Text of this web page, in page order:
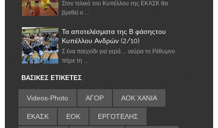
Στον τελικό του Κυπέλλου της ΕΚΑΣΚ θα
βρεθεί ο ...
Τα αποτελέσματα της Β φάσηςτου
Κυπέλλου Ανδρών (2/10)
Σ ένα παιχνίδι για γερά… νεύρα το Ρέθυμνο
πήρε τη ...
ΒΑΣΙΚΕΣ ΕΤΙΚΕΤΕΣ
Videos-Photo ΑΓΟΡ ΑΟΚ ΧΑΝΙΑ
ΕΚΑΣΚ ΕΟΚ ΕΡΓΟΤΕΛΗΣ